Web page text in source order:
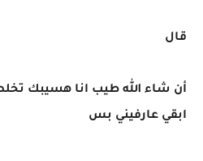
قال
أن شاء الله طيب انا هسيبك
ابقي عارفيني بس